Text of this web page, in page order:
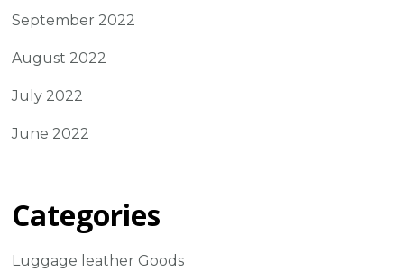
September 2022
August 2022
July 2022
June 2022
Categories
Luggage leather Goods